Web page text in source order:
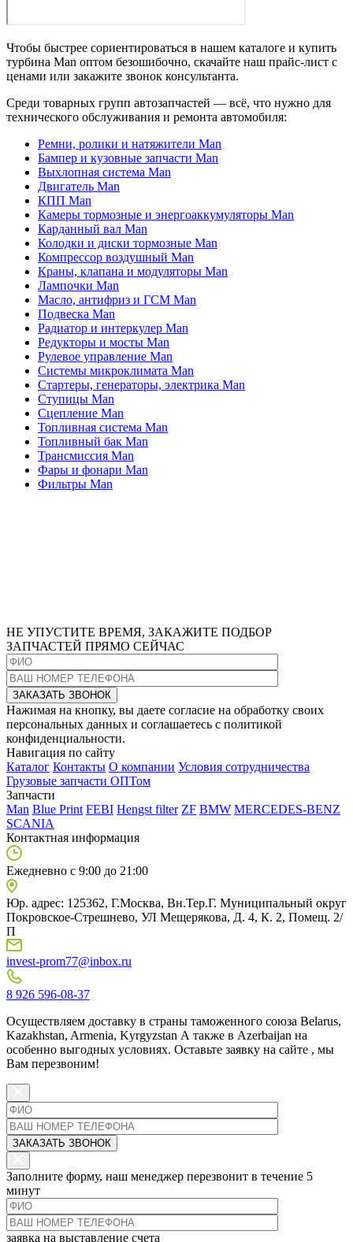
Чтобы быстрее сориентироваться в нашем каталоге и купить
турбина Man оптом безошибочно, скачайте наш прайс-лист с
ценами или закажите звонок консультанта.
Среди товарных групп автозапчастей — всё, что нужно для
технического обслуживания и ремонта автомобиля:
Ремни, ролики и натяжители Man
Бампер и кузовные запчасти Man
Выхлопная система Man
Двигатель Man
КПП Man
Камеры тормозные и энергоаккумуляторы Man
Карданный вал Man
Колодки и диски тормозные Man
Компрессор воздушный Man
Краны, клапана и модуляторы Man
Лампочки Man
Масло, антифриз и ГСМ Man
Подвеска Man
Радиатор и интеркулер Man
Редукторы и мосты Man
Рулевое управление Man
Системы микроклимата Man
Стартеры, генераторы, электрика Man
Ступицы Man
Сцепление Man
Топливная система Man
Топливный бак Man
Трансмиссия Man
Фары и фонари Man
Фильтры Man
НЕ УПУСТИТЕ ВРЕМЯ, ЗАКАЖИТЕ ПОДБОР
ЗАПЧАСТЕЙ ПРЯМО СЕЙЧАС
Нажимая на кнопку, вы даете согласие на обработку своих
персональных данных и соглашаетесь с политикой
конфиденциальности.
Навигация по сайту
Каталог Контакты О компании Условия сотрудничества
Грузовые запчасти ОПТом
Запчасти
Man Blue Print FEBI Hengst filter ZF BMW MERCEDES-BENZ
SCANIA
Контактная информация
Ежедневно с 9:00 до 21:00
Юр. адрес: 125362, Г.Москва, Вн.Тер.Г. Муниципальный округ
Покровское-Стрешнево, УЛ Мещерякова, Д. 4, К. 2, Помещ. 2/
П
invest-prom77@inbox.ru
8 926 596-08-37
Осуществляем доставку в страны таможенного союза Belarus,
Kazakhstan, Armenia, Kyrgyzstan А также в Azerbaijan на
особенно выгодных условиях. Оставьте заявку на сайте , мы
Вам перезвоним!
Заполните форму, наш менеджер перезвонит в течение 5
минут
заявка на выставление счета